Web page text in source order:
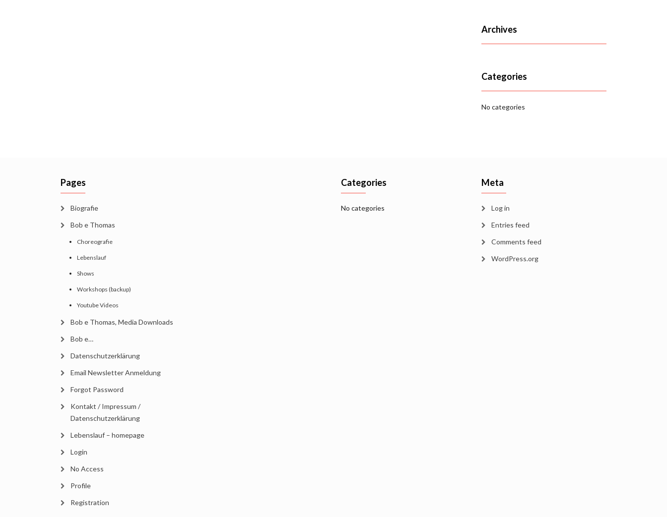
Archives
Categories
No categories
Pages
Biografie
Bob e Thomas
Choreografie
Lebenslauf
Shows
Workshops (backup)
Youtube Videos
Bob e Thomas, Media Downloads
Bob e…
Datenschutzerklärung
Email Newsletter Anmeldung
Forgot Password
Kontakt / Impressum /
Datenschutzerklärung
Lebenslauf – homepage
Login
No Access
Profile
Registration
Categories
No categories
Meta
Log in
Entries feed
Comments feed
WordPress.org